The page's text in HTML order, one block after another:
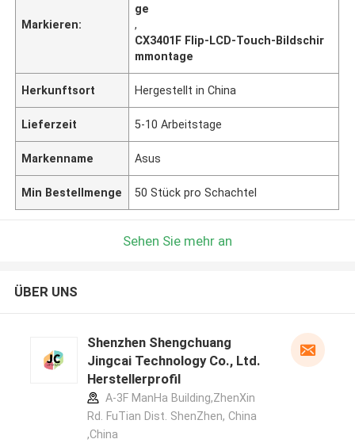
Markieren:
ge
,
CX3401F Flip-LCD-Touch-Bildschir
mmontage
Herkunftsort Hergestellt in China
Lieferzeit 5-10 Arbeitstage
Markenname Asus
Min Bestellmenge 50 Stück pro Schachtel
Sehen Sie mehr an
ÜBER UNS
Shenzhen Shengchuang
Jingcai Technology Co., Ltd.
Herstellerprofil
A-3F ManHa Building,ZhenXin
Rd. FuTian Dist. ShenZhen, China
,China